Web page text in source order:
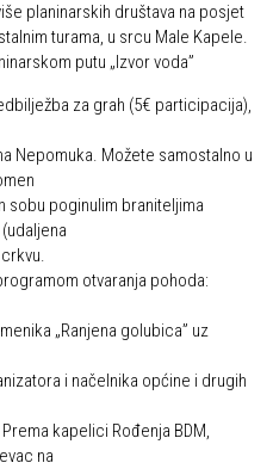
planinarskih društava na posjet
turama, u srcu Male Kapele.
putu „Izvor voda”
za grah (5€ participacija),
Nepomuka. Možete samostalno u
sobu poginulim braniteljima
otvaranja pohoda:
„Ranjena golubica” uz
i načelnika općine i drugih
kapelici Rođenja BDM,
na